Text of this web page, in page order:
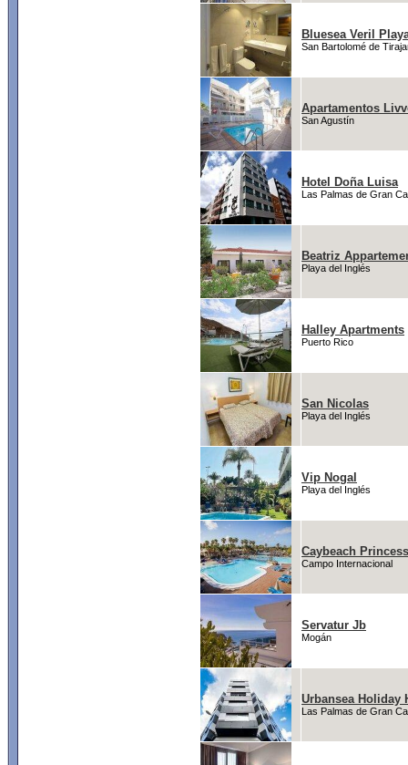
Bluesea Veril
San Bartolomé de
Apartamentos
San Agustín
Hotel Doña Luisa
Las Palmas de Gran
Beatriz
Playa del Inglés
Halley Apartments
Puerto Rico
San Nicolas
Playa del Inglés
Vip Nogal
Playa del Inglés
Caybeach Princess
Campo Internacional
Servatur Jb
Mogán
Urbansea Holiday
Las Palmas de Gran